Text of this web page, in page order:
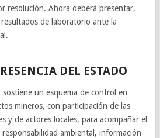
resolución. Ahora deberá presentar,
de laboratorio ante la
DEL ESTADO
un esquema de control en
mineros, con participación de las
y de actores locales, para acompañar el
ambiental, información